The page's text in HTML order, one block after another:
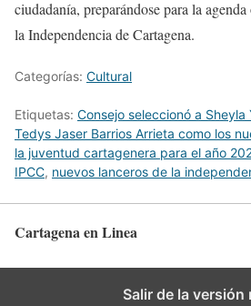
ciudadanía, preparándose para la
la Independencia de Cartagena.
Categorías: Cultural
Etiquetas: Consejo seleccionó a Sheyla
Tedys Jaser Barrios Arrieta como los
la juventud cartagenera para el año
IPCC, nuevos lanceros de la
Cartagena en Linea
Salir de la versión